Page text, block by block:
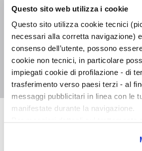
Questo sito web utilizza i cookie
Questo sito utilizza cookie tecnici
necessari alla corretta navigazione)
consenso dell’utente, possono
cookie non tecnici, in particolare
impiegati cookie di profilazione - di
trasferimento verso paesi terzi - al
messaggi pubblicitari in linea con le
manifestate durante la navigazione.
scelte privacy sui cookie, ti invitiamo
edizione del 1588 si trovano
solo, ma intarsiati di più di seicento
muta - senza peraltro rinnegare la sua
prima volta in edizione tascabile la
Fausta Garavini, condotta sul testo
Tournon e con un ricco apparato di
questo volume un contributo
modernità della scrittura dei ''Saggi''.
Isbn 9788845277191
Curatore Fausta Garavini
Curatore André Tournon